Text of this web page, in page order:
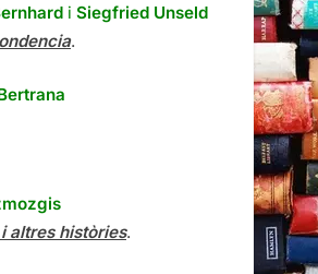
i Siegfried Unseld
.
altres històries.